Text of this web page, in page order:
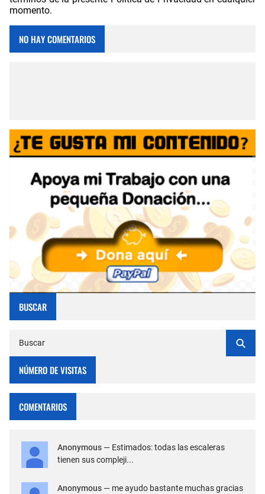
momento.
NO HAY COMENTARIOS
BUSCAR
NÚMERO DE VISITAS
COMENTARIOS
Anonymous — Estimados: todas las escaleras
tienen sus compleji...
Anonymous — me ayudo bastante muchas gracias